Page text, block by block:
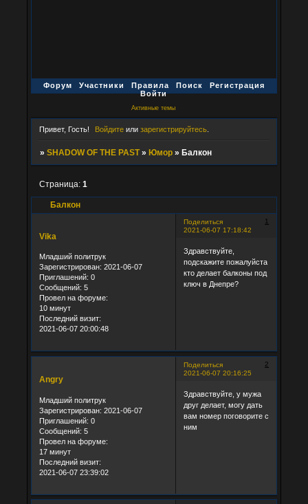
Форум Участники Правила Поиск
Регистрация
Войти
Активные темы
Привет, Гость! Войдите илизарегистрируйтесь
» SHADOW OF THE PAST » Юмор » Балкон
Балкон
Страница: 1
Поделиться
1
2021-06-07 17:18:42
Vika
Младший политрук
Зарегистрирован: 2021-06-07
Приглашений: 0
Сообщений: 5
Провел на форуме:
10 минут
Последний визит:
2021-06-07 20:00:48
Здравствуйте,
подскажите пожалуйста
кто делает балконы под
ключ в Днепре?
Поделиться
2
2021-06-07 20:16:25
Angry
Младший политрук
Зарегистрирован: 2021-06-07
Приглашений: 0
Сообщений: 5
Провел на форуме:
17 минут
Последний визит:
2021-06-07 23:39:02
Здравствуйте, у мужа
друг делает, могу дать
вам номер поговорите с
ним